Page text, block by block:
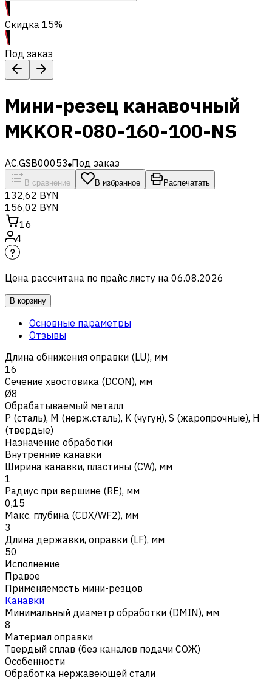
Скидка 15%
Под заказ
Мини-резец канавочный
MKKOR-080-160-100-NS
AC.GSB00053 Под заказ
В сравнение В избранное Распечатать
132,62 BYN
156,02 BYN
16
4
Цена рассчитана по прайс листу на 06.08.2026
В корзину
Основные параметры
Отзывы
Длина обнижения оправки (LU), мм
16
Сечение хвостовика (DCON), мм
Ø8
Обрабатываемый металл
Р (сталь), M (нерж.сталь), K (чугун), S (жаропрочные), H
(твердые)
Назначение обработки
Внутренние канавки
Ширина канавки, пластины (CW), мм
1
Радиус при вершине (RE), мм
0,15
Макс. глубина (CDX/WF2), мм
3
Длина державки, оправки (LF), мм
50
Исполнение
Правое
Применяемость мини-резцов
Канавки
Минимальный диаметр обработки (DMIN), мм
8
Материал оправки
Твердый сплав (без каналов подачи СОЖ)
Особенности
Обработка нержавеющей стали